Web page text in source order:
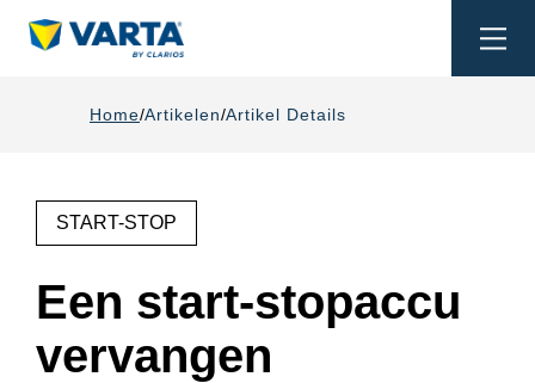
Home Artikelen Artikel Details
START-STOP
Een start-stopaccu
vervangen